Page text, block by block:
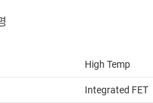
High Temp
Integrated FET